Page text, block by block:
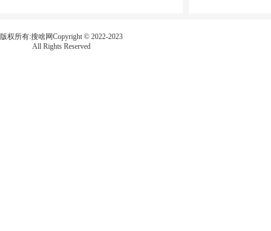
版权所有:搜啥网Copyright © 2022-2023
All Rights Reserved